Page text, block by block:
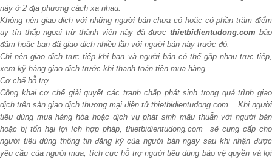
này ở 2 địa phương cách xa nhau.
Không nên giao dịch với những người bán chưa có hoặc có phần trăm điểm
uy tín thấp ngoại trừ thành viên này đã đượcthietbidientudong.combảo
đảm hoặc bạn đã giao dịch nhiều lần với người bán này trước đó.
Chỉ nên giao dịch trực tiếp khi bạn và người bán có thể gặp nhau trực tiếp,
xem kỹ hàng giao dịch trước khi thanh toán tiền mua hàng.
Cơ chế hỗ trợ
Công khai cơ chế giải quyết các tranh chấp phát sinh trong quá trình giao
dịch trên sàn giao dịch thương mại điện tử thietbidientudong.com . Khi người
tiêu dùng mua hàng hóa hoặc dịch vụ phát sinh mâu thuẫn với người bán
hoặc bị tổn hại lợi ích hợp pháp, thietbidientudong.com sẽ cung cấp cho
người tiêu dùng thông tin đăng ký của người bán ngay sau khi nhận được
yêu cầu của người mua, tích cực hỗ trợ người tiêu dùng bảo vệ quyền và lợi